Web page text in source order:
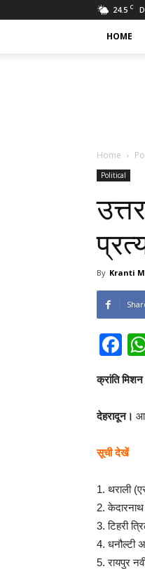
24.5 C
HOME
Home
Political
By Kranti
क्रांति मिशन
देहरादून।
सूची देखें
1. थराली
2. केदारनाथ
3. टिहरी
4. धनौल्टी
5. रायपुर